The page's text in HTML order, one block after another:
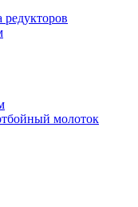
редукторов
молоток